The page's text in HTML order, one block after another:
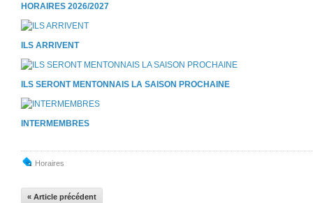
HORAIRES 2026/2027
ILS ARRIVENT
ILS SERONT MENTONNAIS LA SAISON PROCHAINE
INTERMEMBRES
Horaires
« Article précédent